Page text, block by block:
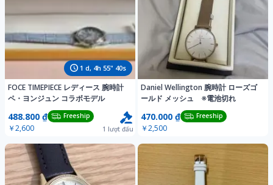
1 d, 4h 55" 37s
FOCE TIMEPIECE レディース 腕時計
ペ・ヨンジュン コラボモデル
488.800 ₫ Freeship
￥2,600 1 lượt đấu
Daniel Wellington 腕時計 ローズゴ
ールド メッシュ ※電池切れ
470.000 ₫ Freeship
￥2,500